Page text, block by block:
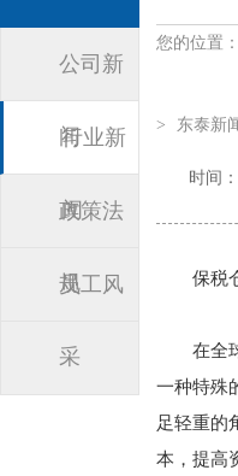
公司新
闻
行业新
闻
政策法
规
员工风
采
您的位置：
> 东泰新
时间
保税
在全
一种特殊
足轻重的
本，提高